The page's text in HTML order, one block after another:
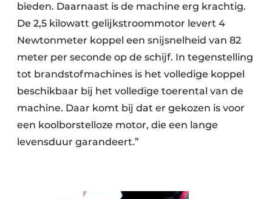
bieden. Daarnaast is de machine erg krachtig.
De 2,5 kilowatt gelijkstroommotor levert 4
Newtonmeter koppel een snijsnelheid van 82
meter per seconde op de schijf. In tegenstelling
tot brandstofmachines is het volledige koppel
beschikbaar bij het volledige toerental van de
machine. Daar komt bij dat er gekozen is voor
een koolborstelloze motor, die een lange
levensduur garandeert.”